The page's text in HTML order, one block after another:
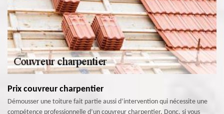
Prix couvreur charpentier
Démousser une toiture fait partie aussi d’intervention qui nécessite une
compétence professionnelle d’un couvreur charpentier. Donc, si vous